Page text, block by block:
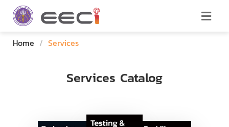
Home / Services
Services Catalog